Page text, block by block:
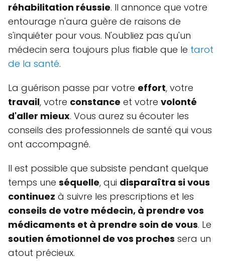
réhabilitation réussie. Il annonce que votre
entourage n'aura guère de raisons de
s'inquiéter pour vous. N'oubliez pas qu'un
médecin sera toujours plus fiable que le tarot
de la santé.
La guérison passe par votre effort, votre
travail, votre constance et votre volonté
d'aller mieux. Vous aurez su écouter les
conseils des professionnels de santé qui vous
ont accompagné.
Il est possible que subsiste pendant quelque
temps une séquelle, qui disparaîtra si vous
continuez à suivre les prescriptions et les
conseils de votre médecin, à prendre vos
médicaments et à prendre soin de vous. Le
soutien émotionnel de vos proches sera un
atout précieux.